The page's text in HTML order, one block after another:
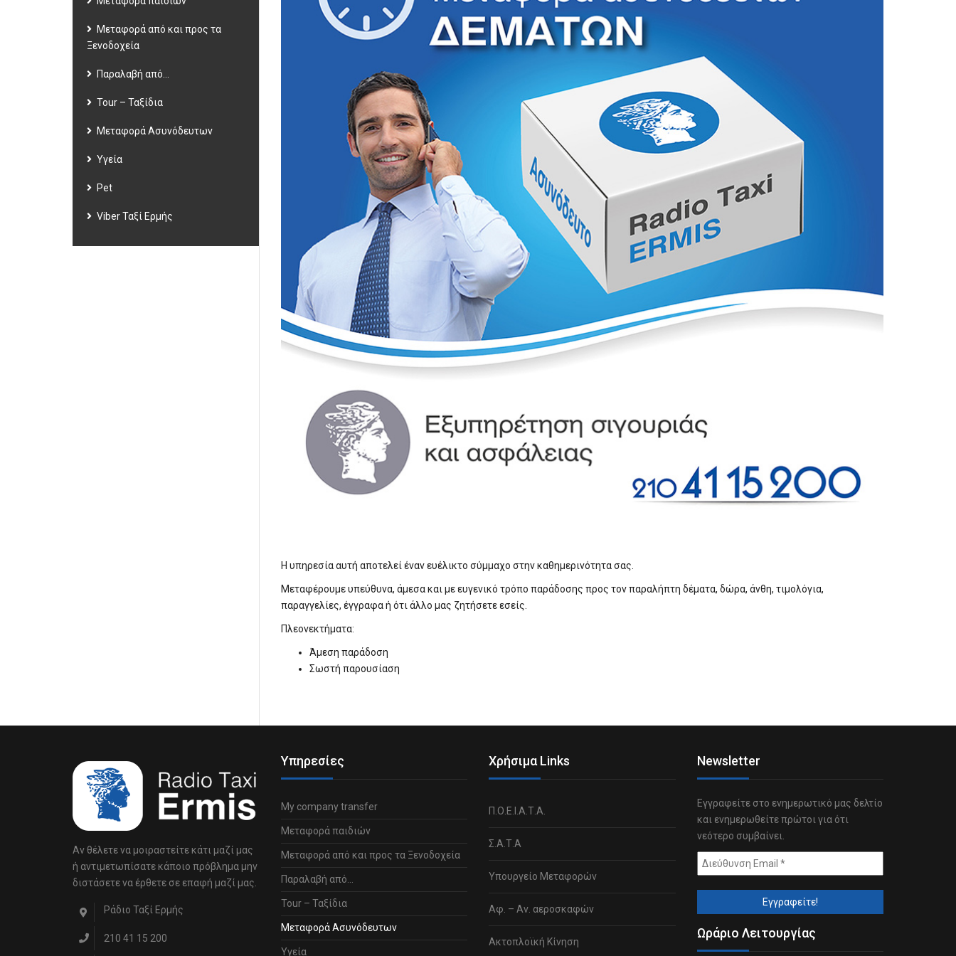
Σταθμούς – ΚΤΕΛ
Μεταφορά Ασυνόδευτων
Υγεία
Viber Ταξί Ερμής
Μεταφορά από και προς τα
Ξενοδοχεία
Παραλαβή από…
Tour – Ταξίδια
Μεταφορά Ασυνόδευτων
Υγεία
Pet
Viber Ταξί Ερμής
Η υπηρεσία αυτή αποτελεί έναν ευέλικτο σύμμαχο στην καθημερινότητα σας.
Μεταφέρουμε υπεύθυνα, άμεσα και με ευγενικό τρόπο παράδοσης προς τον παραλήπτη δέματα, δώρα, άνθη, τιμολόγια,
παραγγελίες, έγγραφα ή ότι άλλο μας ζητήσετε εσείς.
Πλεονεκτήματα:
Άμεση παράδοση
Σωστή παρουσίαση
Αν θέλετε να μοιραστείτε κάτι μαζί μας
ή αντιμετωπίσατε κάποιο πρόβλημα μην
διστάσετε να έρθετε σε επαφή μαζί μας.
Ράδιο Ταξί Ερμής
210 41 15 200
Υπηρεσίες
My company transfer
Μεταφορά παιδιών
Μεταφορά από και προς τα Ξενοδοχεία
Παραλαβή από…
Tour – Ταξίδια
Μεταφορά Ασυνόδευτων
Υγεία
Χρήσιμα Links
Π.Ο.Ε.Ι.Α.Τ.Α.
Σ.Α.Τ.Α
Υπουργείο Μεταφορών
Αφ. – Αν. αεροσκαφών
Ακτοπλοϊκή Κίνηση
Newsletter
Εγγραφείτε στο ενημερωτικό μας δελτίο
και ενημερωθείτε πρώτοι για ότι
νεότερο συμβαίνει.
Ωράριο Λειτουργίας